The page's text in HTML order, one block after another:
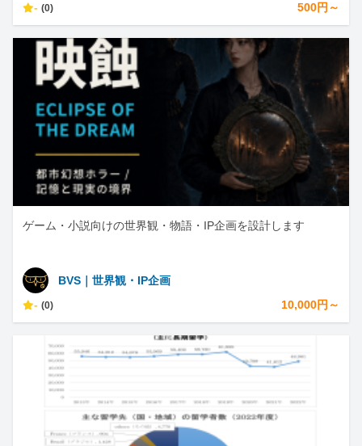
- (0) 500円～
ゲーム・小説向けの世界観・物語・IP企画を設計します
BVS｜世界観・IP企画
- (0) 10,000円～